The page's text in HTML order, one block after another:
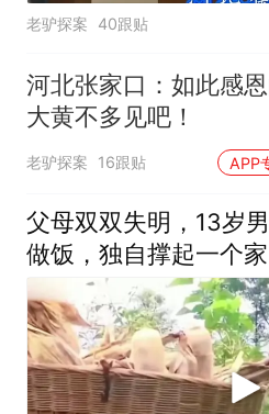
老驴探案 40跟贴
河北张家口：如此感
大黄不多见吧！
老驴探案 16跟贴 APP
父母双双失明，13岁
做饭，独自撑起一个家